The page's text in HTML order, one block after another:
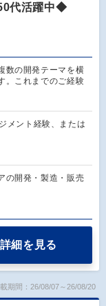
代活躍中◆
数の開発テーマを横
。これまでのご経験
メント経験、または
の開発・製造・販売
詳細を見る
期間：26/08/07～26/08/20